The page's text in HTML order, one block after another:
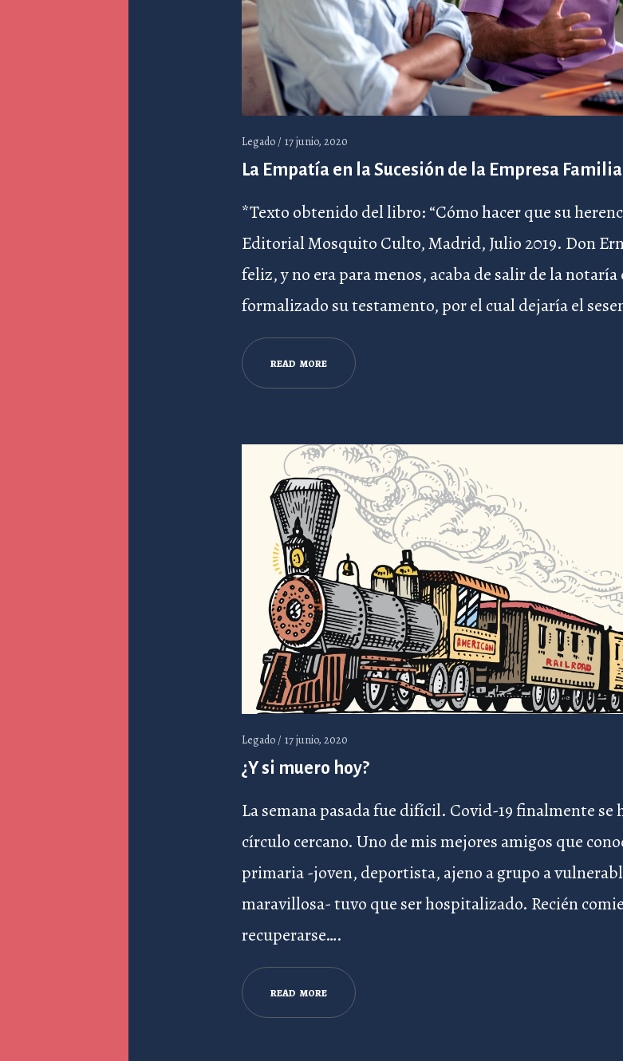
Legado / 17 junio, 2020
La Empatía en la Sucesión de la Empresa
*Texto obtenido del libro: “Cómo hacer que su
Editorial Mosquito Culto, Madrid, Julio 2019. Don
feliz, y no era para menos, acaba de salir de la
formalizado su testamento, por el cual dejaría el
READ MORE
Legado / 17 junio, 2020
¿Y si muero hoy?
La semana pasada fue difícil. Covid-19 finalmente se
círculo cercano. Uno de mis mejores amigos que
primaria -joven, deportista, ajeno a grupo a
maravillosa- tuvo que ser hospitalizado. Recién
recuperarse….
READ MORE